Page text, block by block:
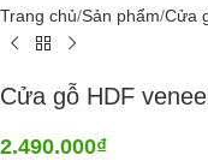
Trang chủ Sản phẩm Cửa
Cửa gỗ HDF
2.490.000₫